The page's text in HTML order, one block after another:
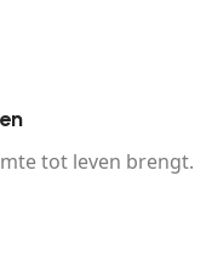
tot leven brengt.